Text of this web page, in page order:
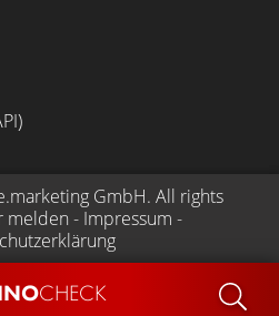
CHECK
GmbH. All rights
melden - Impressum -